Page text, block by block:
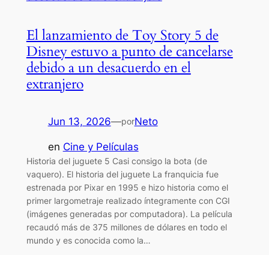
El lanzamiento de Toy Story 5 de
Disney estuvo a punto de cancelarse
debido a un desacuerdo en el
extranjero
Jun 13, 2026—porNeto
en Cine y Películas
Historia del juguete 5 Casi consigo la bota (de
vaquero). El historia del juguete La franquicia fue
estrenada por Pixar en 1995 e hizo historia como el
primer largometraje realizado íntegramente con CGI
(imágenes generadas por computadora). La película
recaudó más de 375 millones de dólares en todo el
mundo y es conocida como la…